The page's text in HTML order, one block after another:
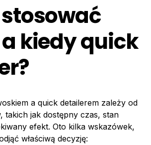
kiedy quick
a quick detailerem zależy od
takich jak dostępny czas, stan
efekt. Oto kilka wskazówek,
właściwą decyzję: